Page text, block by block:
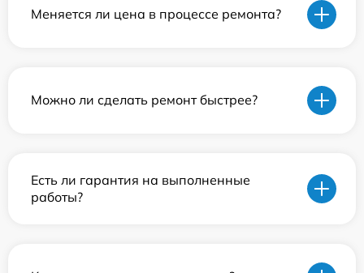
Меняется ли цена в процессе ремонта?
Можно ли сделать ремонт быстрее?
Есть ли гарантия на выполненные
работы?